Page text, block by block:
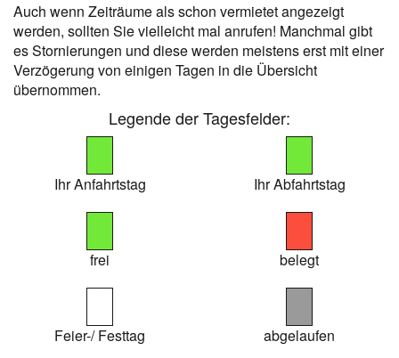
Auch wenn Zeiträume als schon vermietet angezeigt
werden, sollten Sie vielleicht mal anrufen! Manchmal gibt
es Stornierungen und diese werden meistens erst mit einer
Verzögerung von einigen Tagen in die Übersicht
übernommen.
Legende der Tagesfelder:
Ihr Anfahrtstag Ihr Abfahrtstag
frei belegt
Feier-/ Festtag abgelaufen